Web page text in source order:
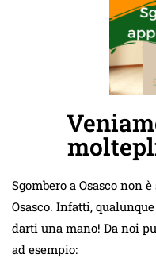
Sgombero a Osasco non
Osasco. Infatti,
darti una mano! Da noi
ad esempio: